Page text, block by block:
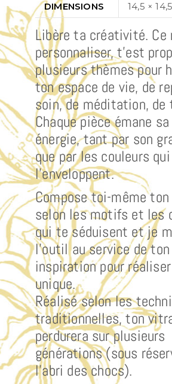
DIMENSIONS
14,5 ×
Libère ta créativité. Ce
personnaliser, t’est
plusieurs thèmes pour
ton espace de vie, de
soin, de méditation,
Chaque pièce émane
énergie, tant par son
que par les couleurs qui
l’enveloppent.
Compose toi-même ton
selon les motifs et les
qui te séduisent et je
l’outil au service de ton
inspiration pour
unique.
Réalisé selon les
traditionnelles, ton
perdurera sur plusieurs
générations (sous
l’abri des chocs).